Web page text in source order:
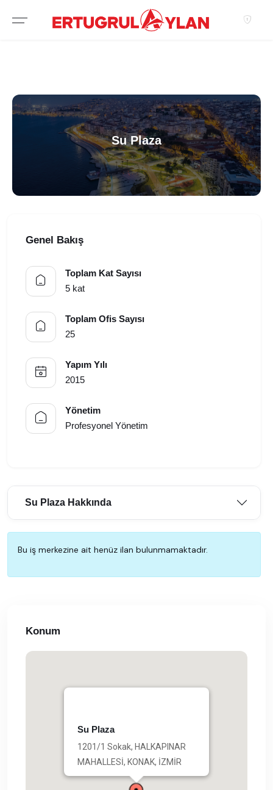
Su Plaza
Genel Bakış
Toplam Kat Sayısı
5 kat
Toplam Ofis Sayısı
25
Yapım Yılı
2015
Yönetim
Profesyonel Yönetim
Su Plaza Hakkında
Bu iş merkezine ait henüz ilan bulunmamaktadır.
Konum
Su Plaza
1201/1 Sokak, HALKAPINAR
MAHALLESİ, KONAK, İZMİR
Hakkımızda
EMLAK SITELERIMIZ
EMLAK OFISLERIMIZ